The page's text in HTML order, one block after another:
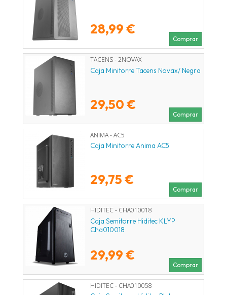
28,99 €
Comprar
TACENS - 2NOVAX
Caja Minitorre Tacens Novax/ Negra
29,50 €
Comprar
ANIMA - AC5
Caja Minitorre Anima AC5
29,75 €
Comprar
HIDITEC - CHA010018
Caja Semitorre Hiditec KLYP
Cha010018
29,99 €
Comprar
HIDITEC - CHA010058